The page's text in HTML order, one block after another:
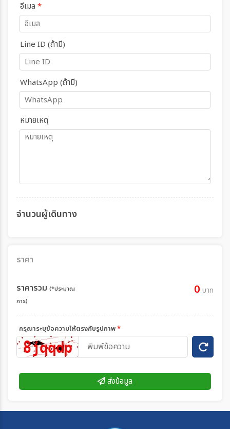
อีเมล *
Line ID (ถ้ามี)
WhatsApp (ถ้ามี)
หมายเหตุ
จำนวนผู้เดินทาง
ราคา
ราคารวม (*ประมาณ
การ)
0 บาท
กรุณาระบุข้อความให้ตรงกับรูปภาพ*
ส่งข้อมูล